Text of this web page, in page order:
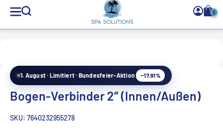
Solutions
de
0
1. August · Limitiert · Bundesfeier-Aktion −17.91%
Bogen-Verbinder 2″ (Innen/Außen)
SKU: 7640232955278